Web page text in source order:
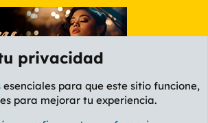
privacidad
esenciales para que este sitio funcione,
para mejorar tu experiencia.